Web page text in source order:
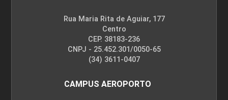
Rua Maria Rita de Aguiar, 177
Centro
CEP. 38183-236
CNPJ - 25.452.301/0050-65
(34) 3611-0407
CAMPUS AEROPORTO